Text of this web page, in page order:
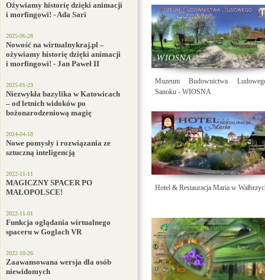
Ożywiamy historię dzięki animacji
i morfingowi! - Ada Sari
2025-06-28
Nowość na wirtualnykraj.pl –
ożywiamy historię dzięki animacji
i morfingowi! - Jan Paweł II
2025-01-23
Niezwykła bazylika w Katowicach
– od letnich widoków po
bożonarodzeniową magię
2024-04-18
Nowe pomysły i rozwiązania ze
sztuczną inteligencją
2022-11-11
MAGICZNY SPACER PO
MAŁOPOLSCE!
2022-11-01
Funkcja oglądania wirtualnego
spaceru w Goglach VR
2022-10-26
Zaawansowana wersja dla osób
niewidomych
Muzeum Budownictwa
Sanoku - WIOSNA
Hotel & Restauracja Maria w